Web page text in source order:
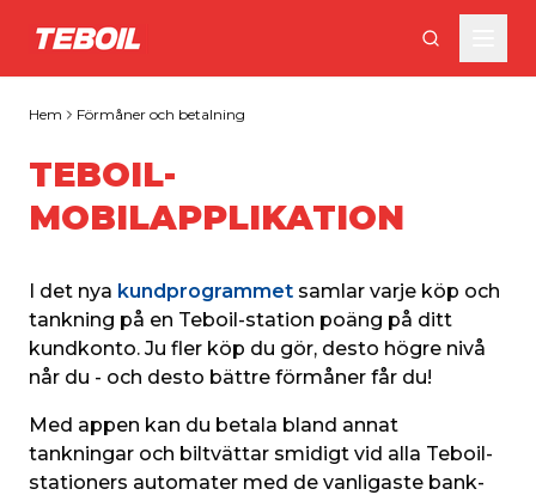
Gå till huvudinnehållet
Hem Förmåner och betalning
TEBOIL-
MOBILAPPLIKATION
I det nya kundprogrammet samlar varje köp och
tankning på en Teboil-station poäng på ditt
kundkonto. Ju fler köp du gör, desto högre nivå
når du - och desto bättre förmåner får du!
Med appen kan du betala bland annat
tankningar och biltvättar smidigt vid alla Teboil-
stationers automater med de vanligaste bank-